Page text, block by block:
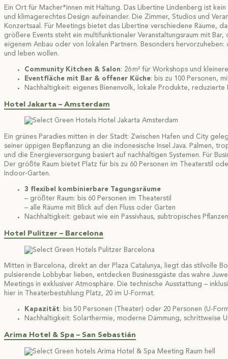
Ein Ort für Macher*innen mit Haltung. Das Libertine Lindenberg ist
und klimagerechtes Design aufeinander. Die Zimmer, Studios und
Konzertsaal. Für Meetings bietet das Libertine verschiedene Räume,
größere Events steht ein multifunktionaler Veranstaltungsraum mit
eigenem Anbau oder von lokalen Partnern. Besonders
und leben wollen.
Community Kitchen & Salon: 26 m² für Workshops und
Eventfläche mit Bar & offener Küche: bis zu 100 Personen,
Nachhaltigkeit: eigenes Bienenvolk, lokale Produkte, reduzierte
Hotel Jakarta – Amsterdam
Ein grünes Paradies mitten in der Stadt: Zwischen Hafen und City
seiner üppigen Bepflanzung an die indonesische Insel Java. Palmen,
und die Energieversorgung basiert auf nachhaltigen Systemen. Für
Der größte Raum bietet Platz für bis zu 60 Personen im Theaterstil
Indoor-Garten.
3 flexibel kombinierbare Tagungsräume
– größter Raum: bis 60 Personen im Theaterstil
– alle Räume mit Blick auf den Fluss oder Garten
Nachhaltigkeit: gebaut wie ein Passivhaus, subtropisches
Hotel Pulitzer – Barcelona
Mitten in Barcelona, direkt an der Plaza Catalunya, liegt das stilvolle
pulsierende Lobbybar lieben, entdecken Businessgäste das wahre
Meetings in exklusiver Atmosphäre. Die technische Ausstattung –
hier in Theaterbestuhlung Platz, 20 im U-Format.
Kapazität: bis 50 Personen (Theater) oder 20 Personen (U-
Nachhaltigkeit: Solarthermie, moderne Dämmung, schrittweise
Arima Hotel & Spa – San Sebastián